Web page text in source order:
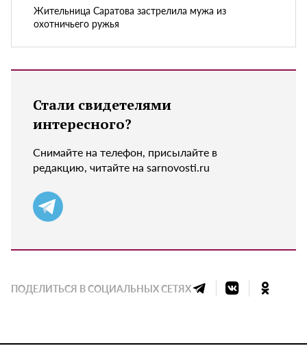
Жительница Саратова застрелила мужа из
охотничьего ружья
Стали свидетелями
интересного?
Снимайте на телефон, присылайте в
редакцию, читайте на sarnovosti.ru
ПОДЕЛИТЬСЯ В СОЦИАЛЬНЫХ СЕТЯХ